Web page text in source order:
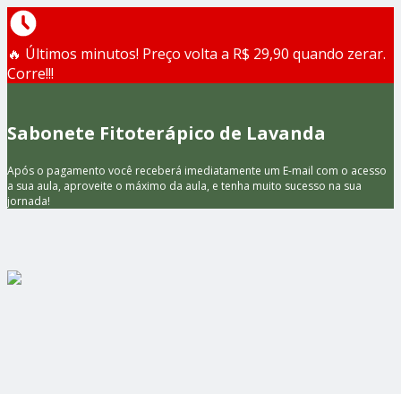
🔥 Últimos minutos! Preço volta a R$ 29,90 quando zerar.
Corre!!!
Sabonete Fitoterápico de Lavanda
Após o pagamento você receberá imediatamente um E-mail com o acesso
a sua aula, aproveite o máximo da aula, e tenha muito sucesso na sua
jornada!